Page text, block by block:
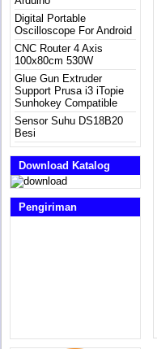
Digital Portable
Oscilloscope For Android
CNC Router 4 Axis
100x80cm 530W
Glue Gun Extruder
Support Prusa i3 iTopie
Sunhokey Compatible
Sensor Suhu DS18B20
Besi
Download Katalog
Pengiriman